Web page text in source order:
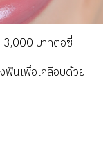
3,000 บาทต่อซี่
ฟันเพื่อเคลือบด้วย